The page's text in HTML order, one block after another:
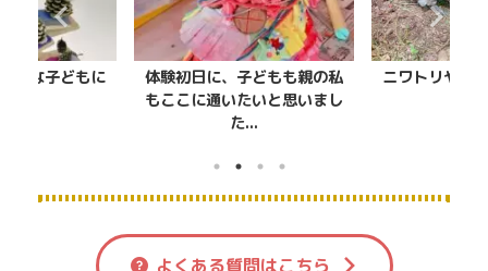
どもも親の私
ニワトリやネコを触れてたの
しい！
工作がた
よくある質問はこちら